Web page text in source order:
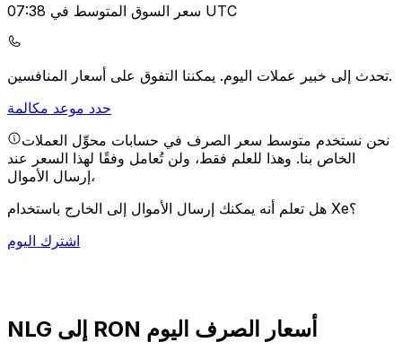
سعر السوق المتوسط في 07:38 UTC
تحدث إلى خبير عملات اليوم.يمكننا التفوق على أسعار المنافسين.
حدد موعد مكالمة
نحن نستخدم متوسط سعر الصرف في حسابات محوِّل العملات
الخاص بنا. وهذا للعلم فقط، ولن تُعامل وفقًا لهذا السعر عند
إرسال الأموال،
هل تعلم أنه يمكنك إرسال الأموال إلى الخارج باستخدام Xe؟
اشترك اليوم
NLG إلى RON أسعار الصرف اليوم